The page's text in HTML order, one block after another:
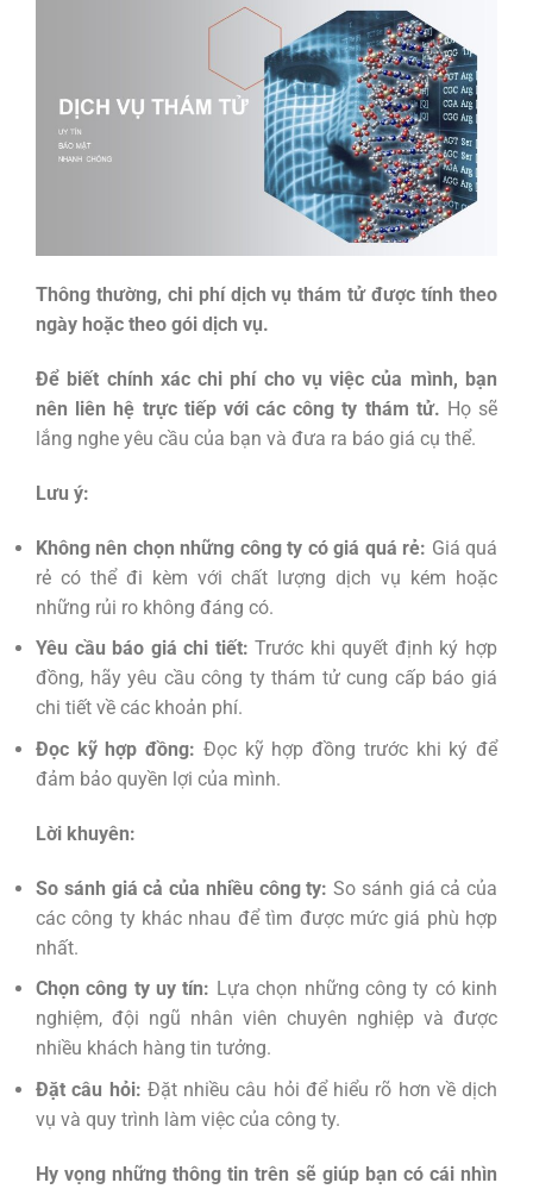
Thông thường, chi phí dịch vụ thám tử được tính theo
ngày hoặc theo gói dịch vụ.
Để biết chính xác chi phí cho vụ việc của mình, bạn
nên liên hệ trực tiếp với các công ty thám tử. Họ sẽ
lắng nghe yêu cầu của bạn và đưa ra báo giá cụ thể.
Lưu ý:
Không nên chọn những công ty có giá quá rẻ: Giá quá
rẻ có thể đi kèm với chất lượng dịch vụ kém hoặc
những rủi ro không đáng có.
Yêu cầu báo giá chi tiết: Trước khi quyết định ký hợp
đồng, hãy yêu cầu công ty thám tử cung cấp báo giá
chi tiết về các khoản phí.
Đọc kỹ hợp đồng: Đọc kỹ hợp đồng trước khi ký để
đảm bảo quyền lợi của mình.
Lời khuyên:
So sánh giá cả của nhiều công ty: So sánh giá cả của
các công ty khác nhau để tìm được mức giá phù hợp
nhất.
Chọn công ty uy tín: Lựa chọn những công ty có kinh
nghiệm, đội ngũ nhân viên chuyên nghiệp và được
nhiều khách hàng tin tưởng.
Đặt câu hỏi: Đặt nhiều câu hỏi để hiểu rõ hơn về dịch
vụ và quy trình làm việc của công ty.
Hy vọng những thông tin trên sẽ giúp bạn có cái nhìn